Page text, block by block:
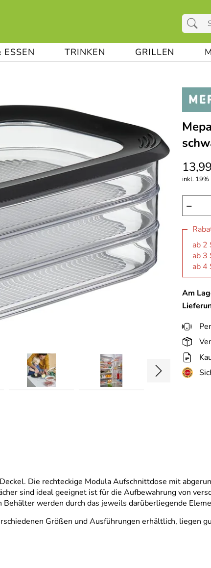
ESSEN TRINKEN GRILLEN
inkl. 19%
−
ab 2
ab 3
ab 4
Am
Die rechteckige Modula Aufschnittdose mit
sind ideal geeignet ist für die Aufbewahrung von
werden durch das jeweils darüberliegende
Größen und Ausführungen erhältlich, liegen